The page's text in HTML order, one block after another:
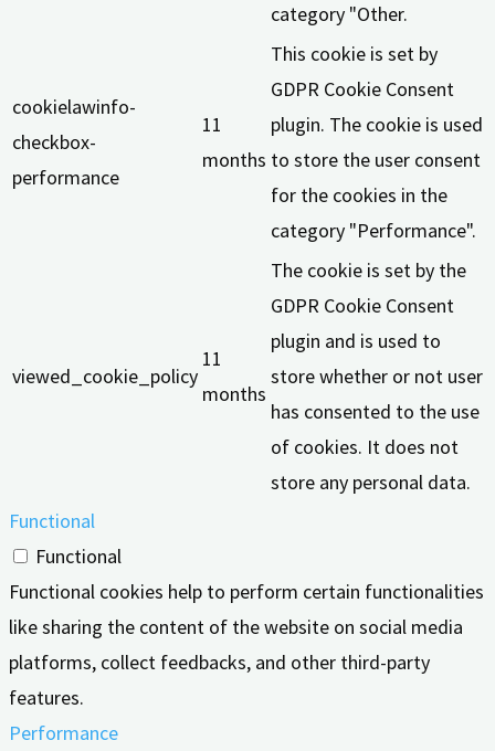
category "Other.
cookielawinfo-
checkbox-
performance
11
months
This cookie is set by
GDPR Cookie Consent
plugin. The cookie is used
to store the user consent
for the cookies in the
category "Performance".
viewed_cookie_policy
11
months
The cookie is set by the
GDPR Cookie Consent
plugin and is used to
store whether or not user
has consented to the use
of cookies. It does not
store any personal data.
Functional
Functional
Functional cookies help to perform certain functionalities
like sharing the content of the website on social media
platforms, collect feedbacks, and other third-party
features.
Performance